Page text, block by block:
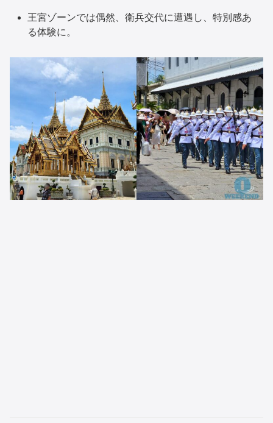
王宮ゾーンでは偶然、衛兵交代に遭遇し、特別感あ
る体験に。